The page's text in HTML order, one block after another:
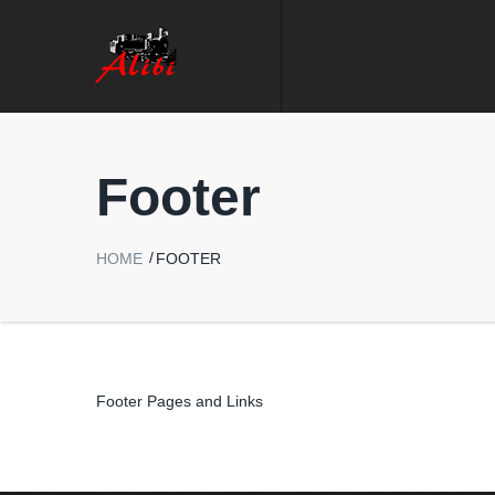
Footer
HOME FOOTER
Footer Pages and Links